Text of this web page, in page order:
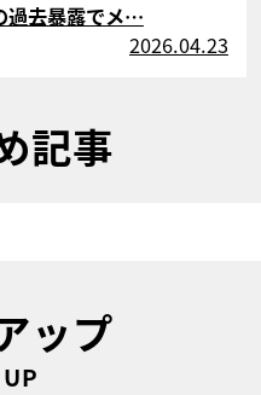
過去暴露でメ…
2026.04.23
記事
ップ